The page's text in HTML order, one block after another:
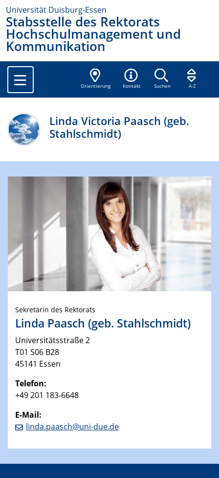
Universität Duisburg-Essen
Stabsstelle des Rektorats
Hochschulmanagement und
Kommunikation
Orientierung Kontakt Suchen A-Z
Linda Victoria Paasch (geb.
Stahlschmidt)
Sekretärin des Rektorats
Linda Paasch (geb. Stahlschmidt)
Universitätsstraße 2
T01 S06 B28
45141 Essen
Telefon:
+49 201 183-6648
E-Mail:
linda.paasch@uni-due.de